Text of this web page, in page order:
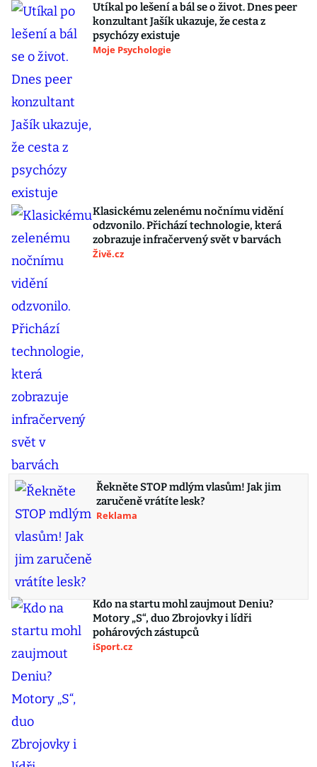
Utíkal po lešení a bál se o život. Dnes peer
konzultant Jašík ukazuje, že cesta z
psychózy existuje
Moje Psychologie
Klasickému zelenému nočnímu vidění
odzvonilo. Přichází technologie, která
zobrazuje infračervený svět v barvách
Živě.cz
Řekněte STOP mdlým vlasům! Jak jim
zaručeně vrátíte lesk?
Reklama
Kdo na startu mohl zaujmout Deniu?
Motory „S“, duo Zbrojovky i lídři
pohárových zástupců
iSport.cz